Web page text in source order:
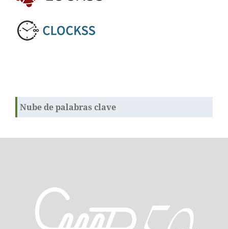
Nube de palabras clave